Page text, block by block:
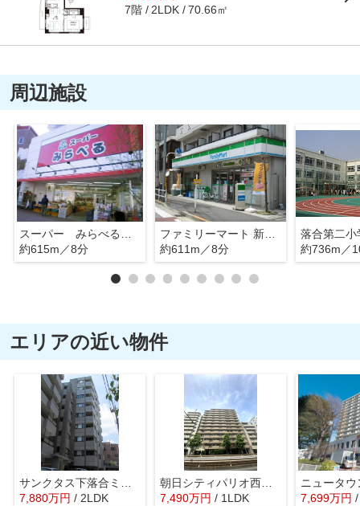
7階 2LDK 70.66㎡
周辺施設
約615m／8分
ファミリーマート 新宿上落合店
約611m／8分
落合第二小
約736m／
エリアの近い物件
7,880万円 / 2LDK
朝日シティパリオ西早稲田館
7,490万円 / 1LDK
ニュータ
7,699万円